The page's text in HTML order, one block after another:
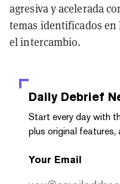
agresiva y acelerada
temas identificados
el intercambio.
Daily Debrief
Start every day with
plus original features,
Your Email